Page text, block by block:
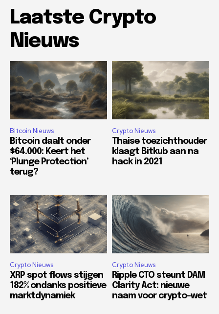
Laatste Crypto
Nieuws
Bitcoin Nieuws
Bitcoin daalt onder
$64.000: Keert het
‘Plunge Protection’
terug?
Crypto Nieuws
Thaise toezichthouder
klaagt Bitkub aan na
hack in 2021
Crypto Nieuws
XRP spot flows stijgen
182% ondanks positieve
marktdynamiek
Crypto Nieuws
Ripple CTO steunt DAM
Clarity Act: nieuwe
naam voor crypto-wet